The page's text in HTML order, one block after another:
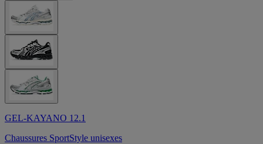
GEL-KAYANO 12.1
Chaussures SportStyle unisexes